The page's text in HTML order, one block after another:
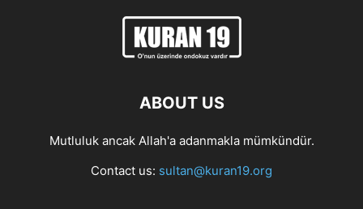
ABOUT US
Mutluluk ancak Allah'a adanmakla mümkündür.
Contact us: sultan@kuran19.org